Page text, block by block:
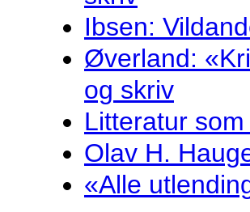
Ibsen:
Øverland:
og skriv
Litteratur
Olav H.
«Alle